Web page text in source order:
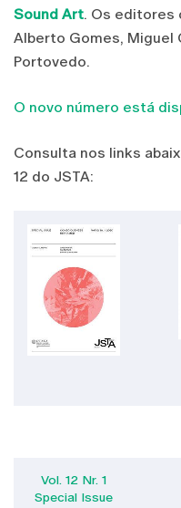
Sound Art. Os editores
Alberto Gomes, Miguel
Portovedo.
O novo número está
Consulta nos links
12 do JSTA:
Vol. 12 Nr. 1
Special Issue